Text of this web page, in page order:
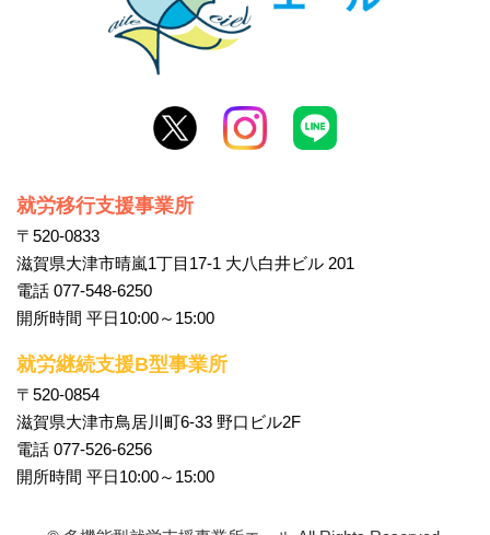
就労移行支援事業所
〒520-0833
滋賀県大津市晴嵐1丁目17-1 大八白井ビル 201
電話 077-548-6250
開所時間 平日10:00～15:00
就労継続支援B型事業所
〒520-0854
滋賀県大津市鳥居川町6-33 野口ビル2F
電話 077-526-6256
開所時間 平日10:00～15:00